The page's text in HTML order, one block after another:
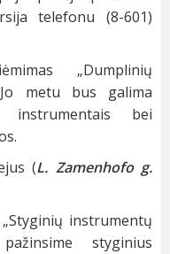
telefonu (8-601)
„Dumplinių
Jo metu bus galima
instrumentais bei
(L. Zamenhofo g.
instrumentų
styginius